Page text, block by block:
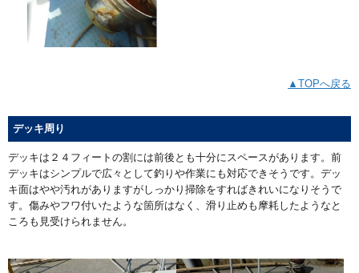
▲TOPへ戻る
デッキ周り
デッキは２４フィートの割には前後とも十分にスペースがあります。前
デッキはシンプルで広々として釣りや作業にも対応できそうです。デッ
キ面はやや汚れがありますがしっかり掃除をすればきれいになりそうで
す。傷みやフワ付いたような箇所はなく、滑り止めも摩耗したようなと
ころも見受けられません。